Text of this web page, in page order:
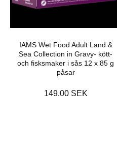
IAMS Wet Food Adult Land &
Sea Collection in Gravy- kött-
och fisksmaker i sås 12 x 85 g
påsar
149.00 SEK